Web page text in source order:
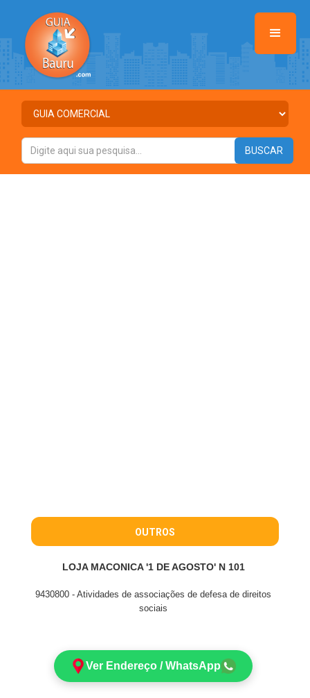
OUTROS
LOJA MACONICA '1 DE AGOSTO' N 101
9430800 - Atividades de associações de defesa de direitos
sociais
Ver Endereço / WhatsApp